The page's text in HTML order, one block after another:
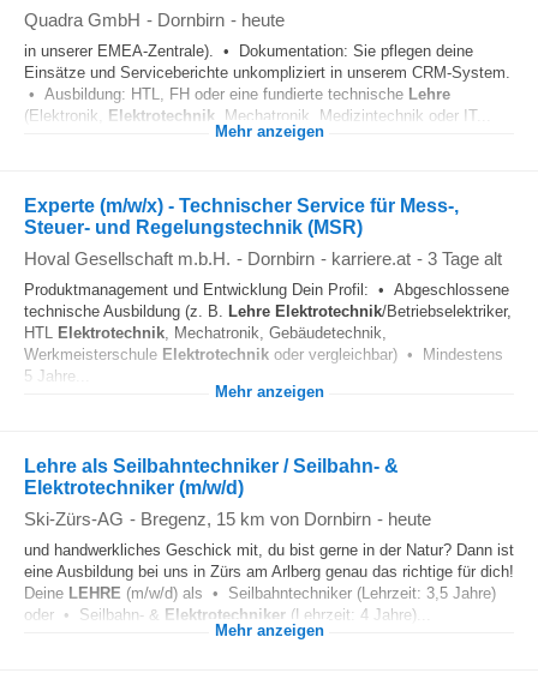
Quadra GmbH - Dornbirn - heute
in unserer EMEA-Zentrale). • Dokumentation: Sie pflegen deine
Einsätze und Serviceberichte unkompliziert in unserem CRM-System.
• Ausbildung: HTL, FH oder eine fundierte technische Lehre
(Elektronik, Elektrotechnik , Mechatronik, Medizintechnik oder IT...
Mehr anzeigen
Experte (m/w/x) - Technischer Service für Mess-,
Steuer- und Regelungstechnik (MSR)
Hoval Gesellschaft m.b.H. - Dornbirn - karriere.at - 3 Tage alt
Produktmanagement und Entwicklung Dein Profil: • Abgeschlossene
technische Ausbildung (z. B. Lehre Elektrotechnik/Betriebselektriker,
HTL Elektrotechnik, Mechatronik, Gebäudetechnik,
Werkmeisterschule Elektrotechnik oder vergleichbar) • Mindestens
5 Jahre...
Mehr anzeigen
Lehre als Seilbahntechniker / Seilbahn- &
Elektrotechniker (m/w/d)
Ski-Zürs-AG - Bregenz, 15 km von Dornbirn - heute
und handwerkliches Geschick mit, du bist gerne in der Natur? Dann ist
eine Ausbildung bei uns in Zürs am Arlberg genau das richtige für dich!
Deine LEHRE (m/w/d) als • Seilbahntechniker (Lehrzeit: 3,5 Jahre)
oder • Seilbahn- & Elektrotechniker (Lehrzeit: 4 Jahre)...
Mehr anzeigen